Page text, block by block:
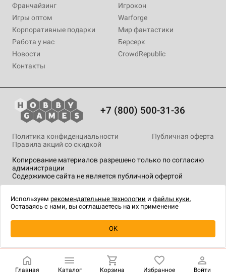
Уведомить о наличии
Франчайзинг
Игры оптом
Корпоративные подарки
Работа у нас
Новости
Контакты
Игрокон
Warforge
Мир фантастики
Берсерк
CrowdRepublic
+7 (800) 500-31-36
Копирование материалов разрешено только по согласию
администрации
Содержимое сайта не является публичной офертой
Политика конфиденциальности
Публичная оферта
Правила акций со скидкой
технологии.
Главная Каталог Корзина Избранное Войти
Используем рекомендательные технологии и файлы куки.
Оставаясь с нами, вы соглашаетесь на их применение
OK